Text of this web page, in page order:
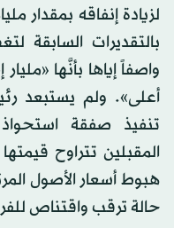
لزيادة إنفاقه بمقدار
بالتقديرات السابقة
واصفاً إياها بأنَّها
أعلى». ولم يستبعد
تنفيذ صفقة
هبوط أسعار الأصول
حالة ترقب واقتناص